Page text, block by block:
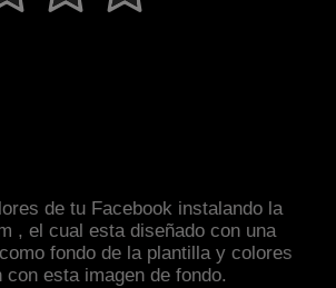
de tu Facebook instalando la
, el cual esta diseñado con una
fondo de la plantilla y colores
con esta imagen de fondo.